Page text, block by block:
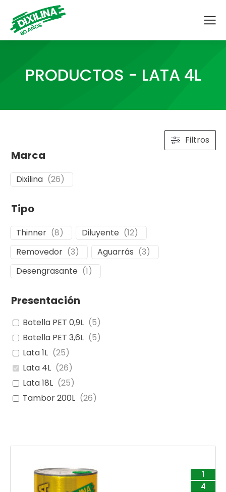
PRODUCTOS - LATA 4L
Filtros
Marca
Dixilina (26)
Tipo
Thinner (8) Diluyente (12)
Removedor (3) Aguarrás (3)
Desengrasante (1)
Presentación
Botella PET 0,9L (5)
Botella PET 3,6L (5)
Lata 1L (25)
Lata 4L (26)
Lata 18L (25)
Tambor 200L (26)
1
4